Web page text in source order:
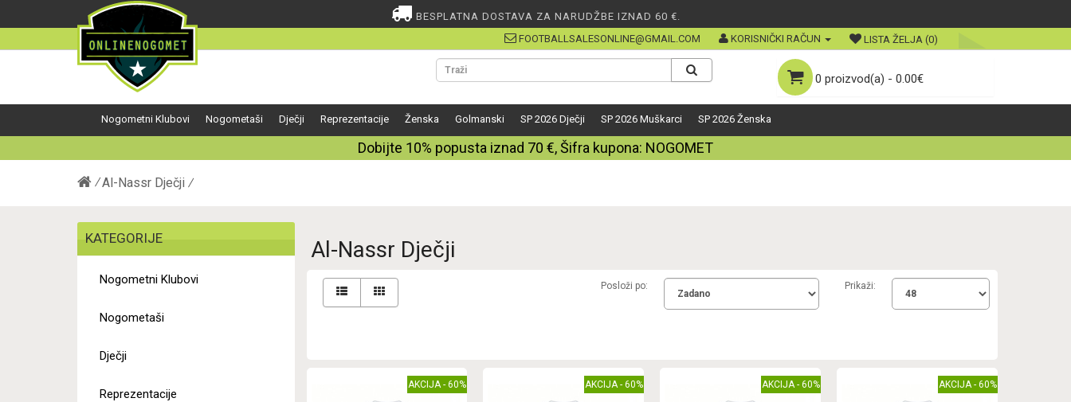
BESPLATNA DOSTAVA ZA NARUDŽBE IZNAD 60 €.
FOOTBALLSALESONLINE@GMAIL.COM
KORISNIČKI RAČUN LISTA ŽELJA (0)
0 proizvod(a) - 0.00€
Nogometni Klubovi Nogometaši Dječji Reprezentacije Ženska Golmanski SP 2026 Dječji SP 2026 Muškarci SP 2026 Ženska
Dobijte 10% popusta iznad 70 €, Šifra kupona: NOGOMET
Al-Nassr Dječji
KATEGORIJE
Nogometni Klubovi
Nogometaši
Dječji
Reprezentacije
Al-Nassr Dječji
Posloži po: Prikaži:
AKCIJA - 60% AKCIJA - 60% AKCIJA - 60% AKCIJA - 60%